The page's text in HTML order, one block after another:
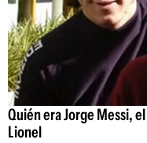
Quién era Jorge Messi,
Lionel